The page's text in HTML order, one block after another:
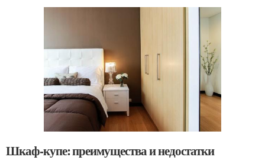
Шкаф-купе: преимущества и недостатки